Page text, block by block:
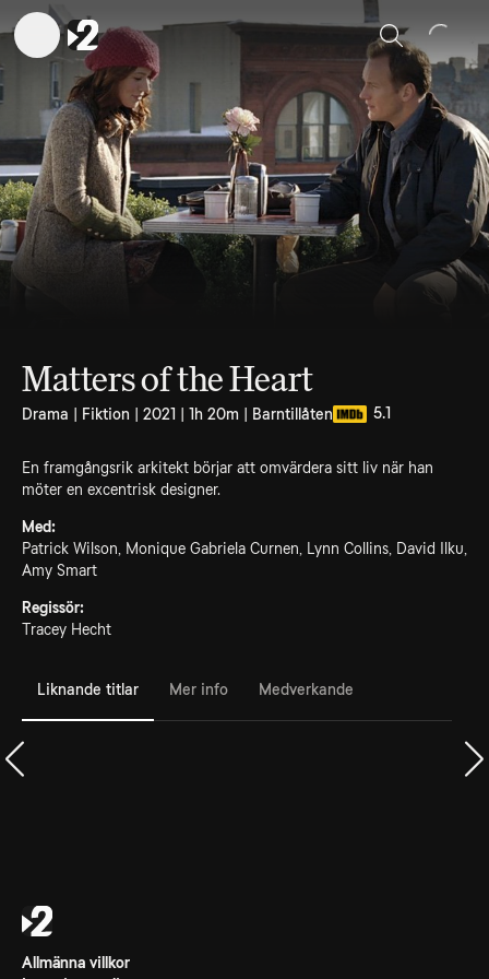
Sök
Matters of the Heart
Drama | Fiktion | 2021 | 1h 20m | Barntillåten 5.1
En framgångsrik arkitekt börjar att omvärdera sitt liv när han
möter en excentrisk designer.
Med:
Patrick Wilson, Monique Gabriela Curnen, Lynn Collins, David Ilku,
Amy Smart
Regissör:
Tracey Hecht
Liknande titlar Mer info Medverkande
Allmänna villkor